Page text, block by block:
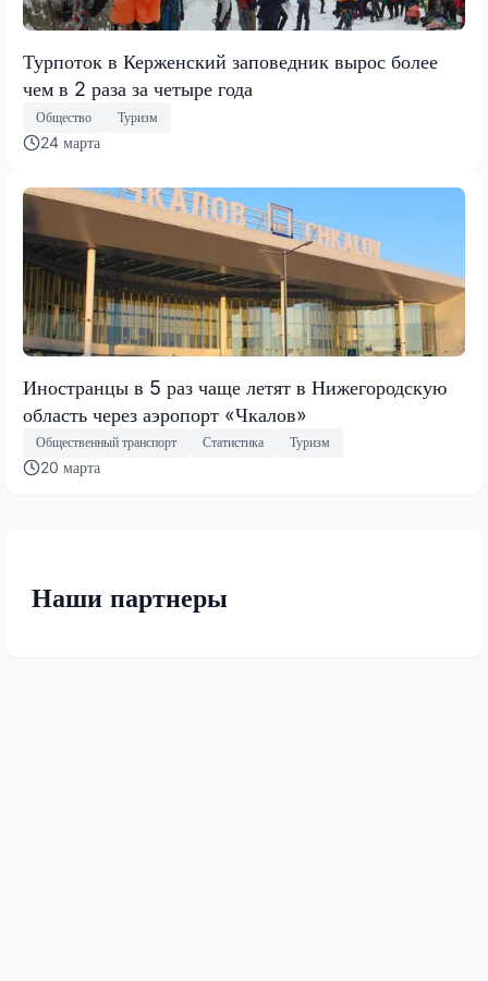
Турпоток в Керженский заповедник вырос более
чем в 2 раза за четыре года
Общество Туризм
24 марта
Иностранцы в 5 раз чаще летят в Нижегородскую
область через аэропорт «Чкалов»
Общественный транспорт Статистика Туризм
20 марта
Наши партнеры